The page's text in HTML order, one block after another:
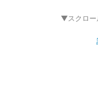
▼スクロー